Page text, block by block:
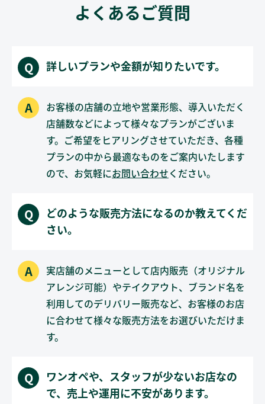
よくあるご質問
詳しいプランや金額が知りたいです。
お客様の店舗の立地や営業形態、導入いただく
店舗数などによって様々なプランがございま
す。ご希望をヒアリングさせていただき、各種
プランの中から最適なものをご案内いたします
ので、お気軽にお問い合わせください。
どのような販売⽅法になるのか教えてくだ
さい。
実店舗のメニューとして店内販売（オリジナル
アレンジ可能）やテイクアウト、ブランド名を
利用してのデリバリー販売など、お客様のお店
に合わせて様々な販売方法をお選びいただけま
す。
ワンオペや、スタッフが少ないお店なの
で、売上や運用に不安があります。